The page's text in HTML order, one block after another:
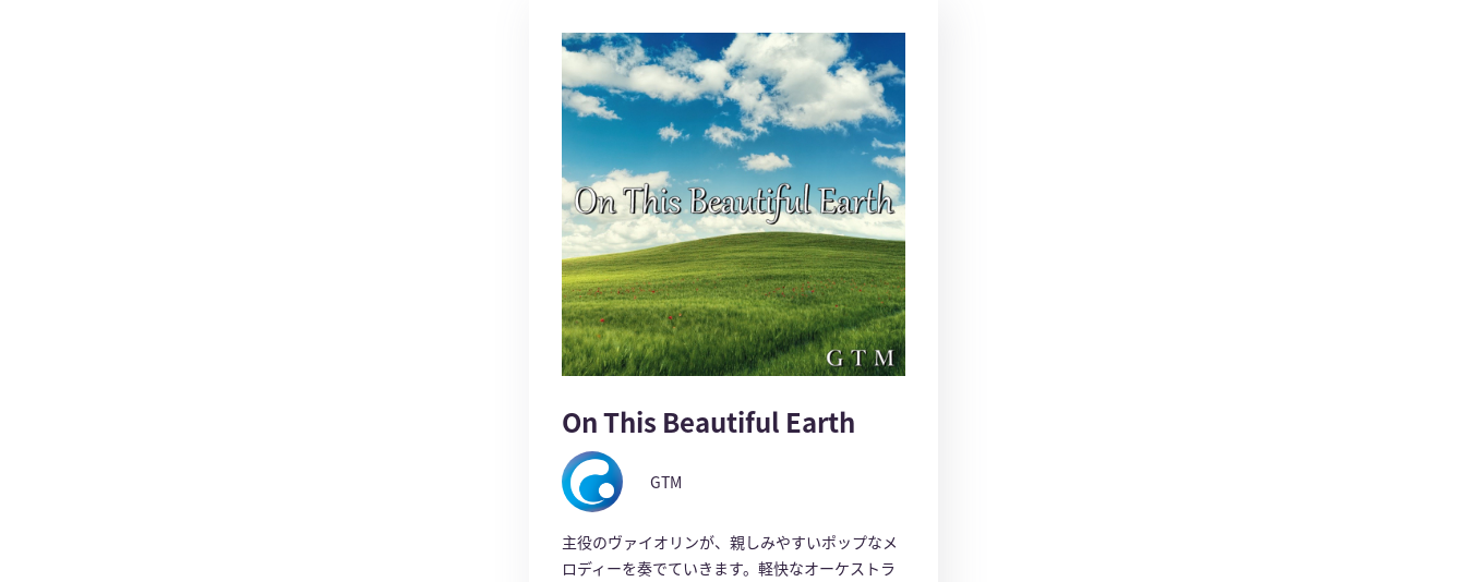
On This Beautiful Earth
GTM
主役のヴァイオリンが、親しみやすいポップなメ
ロディーを奏でていきます。軽快なオーケストラ